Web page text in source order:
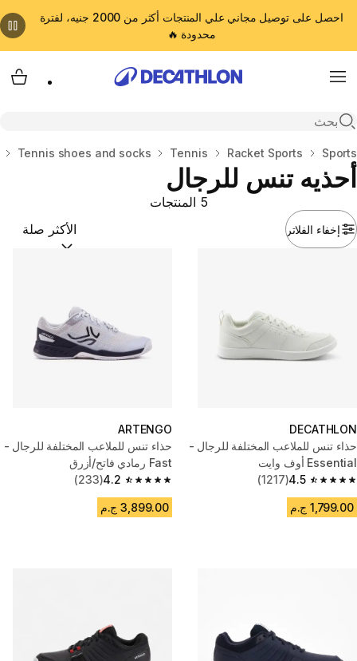
احصل على توصيل مجاني علي المنتجات أكثر من 2000 جنيه، لفترة
محدودة 🔥
Menu
Open search
المنزل
Sports
Racket Sports
Tennis
Tennis shoes and socks
أحذيه تنس للرجال
إخفاء الفلاتر
5 المنتجات
ترتيب حسب:
DECATHLON
حذاء تنس للملاعب المختلفة للرجال -
Essential أوف وايت
4.5
4.5 out of 5 stars from 1217 reviews
(1217)
1,799.00 ج.م
ARTENGO
حذاء تنس للملاعب المختلفة للرجال -
Fast رمادي فاتح/أزرق
4.2
4.2 out of 5 stars from 233 reviews
(233)
3,899.00 ج.م